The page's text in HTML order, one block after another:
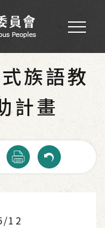
消息 教育文化
族語教
計畫
12